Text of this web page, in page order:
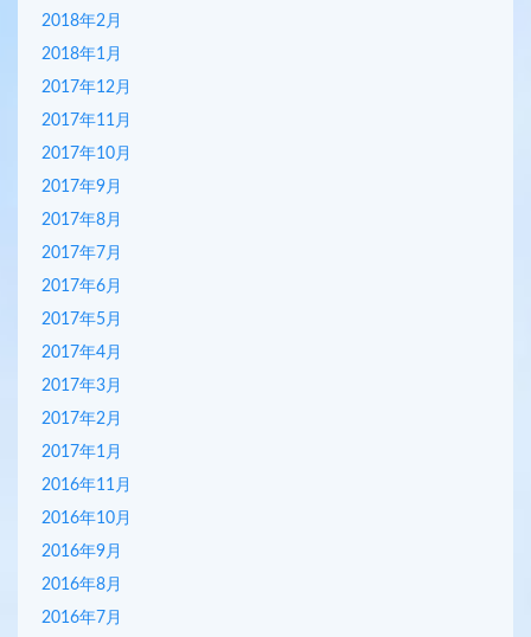
2018年2月
2018年1月
2017年12月
2017年11月
2017年10月
2017年9月
2017年8月
2017年7月
2017年6月
2017年5月
2017年4月
2017年3月
2017年2月
2017年1月
2016年11月
2016年10月
2016年9月
2016年8月
2016年7月